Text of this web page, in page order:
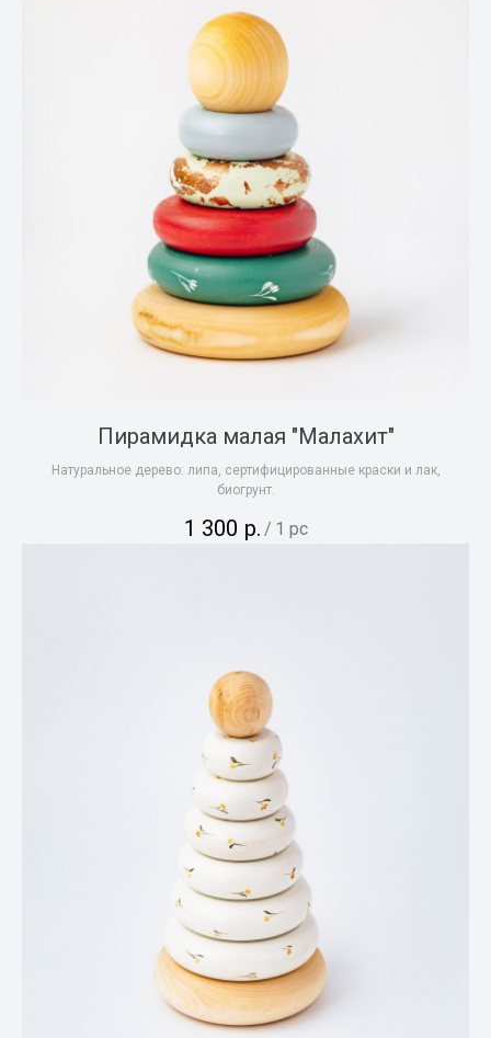
Пирамидка малая "Малахит"
Натуральное дерево: липа, сертифицированные краски и лак,
биогрунт.
1 300 р. / 1 pc